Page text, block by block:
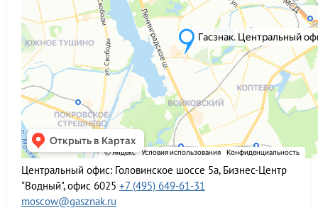
Центральный офис: Головинское шоссе 5а, Бизнес-Центр
"Водный", офис 6025 +7 (495) 649-61-31
moscow@gasznak.ru